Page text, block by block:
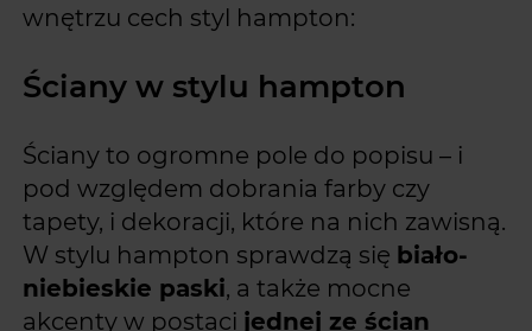
wnętrzu cech styl hampton:
Ściany w stylu hampton
Ściany to ogromne pole do popisu – i
pod względem dobrania farby czy
tapety, i dekoracji, które na nich zawisną.
W stylu hampton sprawdzą się biało-
niebieskie paski, a także mocne
akcenty w postaci jednej ze ścian